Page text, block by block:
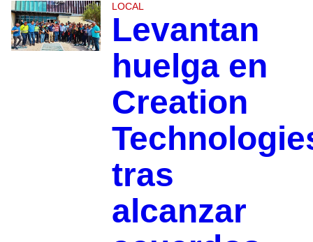
LOCAL
Levantan
huelga en
Creation
tras
alcanzar